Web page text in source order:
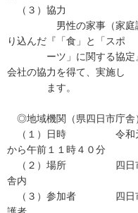
（３）協力
男性の家事（家庭調理
り込んだ『「食」と「スポ
ーツ」に関する協定』
会社の協力を得て、実施し
ます。
◎地域機関（県四日市庁舎
（１）日時 令和元年
から午前１１時４０分
（２）場所 四日市市
舎内
（３）参加者 四日市地